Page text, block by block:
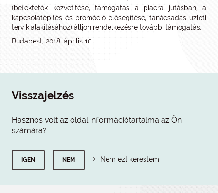
(befektetők közvetítése, támogatás a piacra jutásban, a
kapcsolatépítés és promóció elősegítése, tanácsadás üzleti
terv kialakításához) álljon rendelkezésre további támogatás.
Budapest, 2018. április 10.
Visszajelzés
Hasznos volt az oldal információtartalma az Ön
számára?
IGEN NEM Nem ezt kerestem